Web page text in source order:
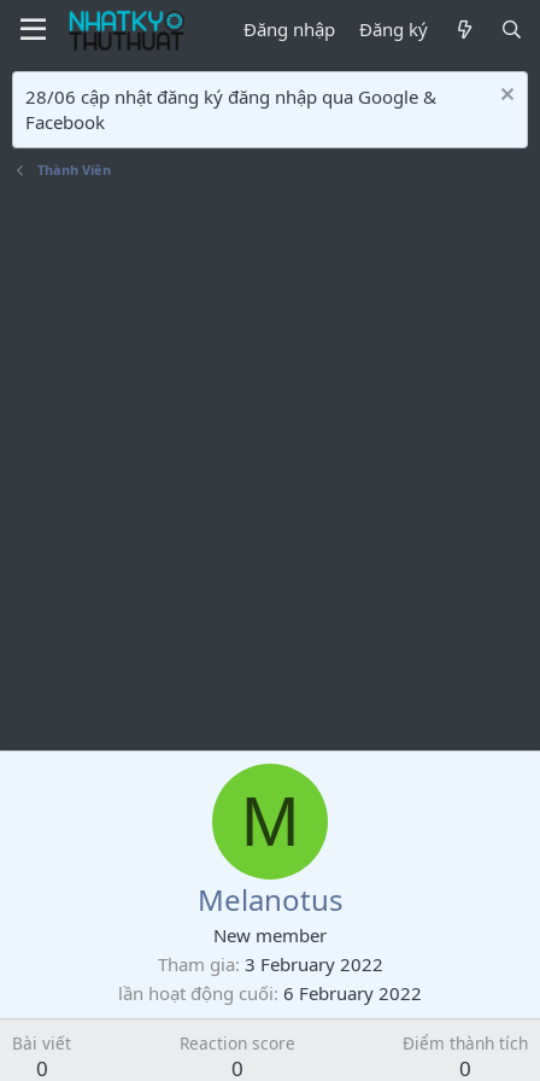
Đăng nhập Đăng ký
28/06 cập nhật đăng ký đăng nhập qua Google &
Facebook
Thành Viên
M
Melanotus
New member
Tham gia 3 February 2022
lần hoạt động cuối 6 February 2022
Bài viết
0
Reaction score
0
Điểm thành tích
0